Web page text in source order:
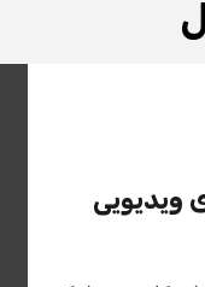
ویدیویی